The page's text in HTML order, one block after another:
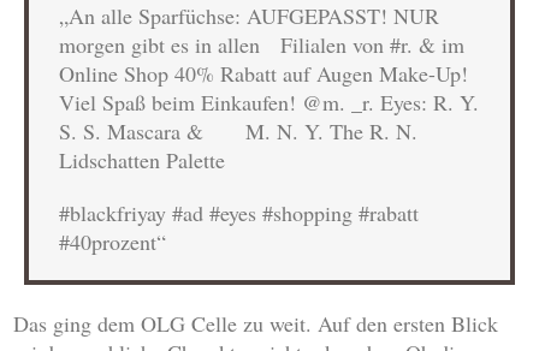
„An alle Sparfüchse: AUFGEPASST! NUR
morgen gibt es in allen Filialen von #r. & im
Online Shop 40% Rabatt auf Augen Make-Up!
Viel Spaß beim Einkaufen! @m. _r. Eyes: R. Y.
S. S. Mascara & M. N. Y. The R. N.
Lidschatten Palette
#blackfriyay #ad #eyes #shopping #rabatt
#40prozent“
Das ging dem OLG Celle zu weit. Auf den ersten Blick